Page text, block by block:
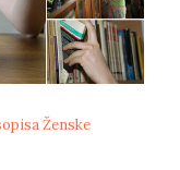
Ženske